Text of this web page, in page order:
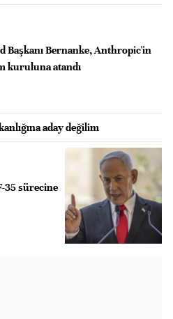
Başkanı Bernanke, Anthropic'in
kuruluna atandı
aday değilim
35 sürecine